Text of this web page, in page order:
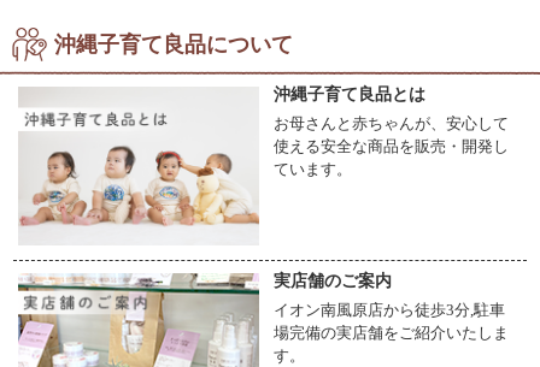
沖縄子育て良品について
沖縄子育て良品とは
お母さんと赤ちゃんが、安心して
使える安全な商品を販売・開発し
ています。
実店舗のご案内
イオン南風原店から徒歩3分,駐車
場完備の実店舗をご紹介いたしま
す。